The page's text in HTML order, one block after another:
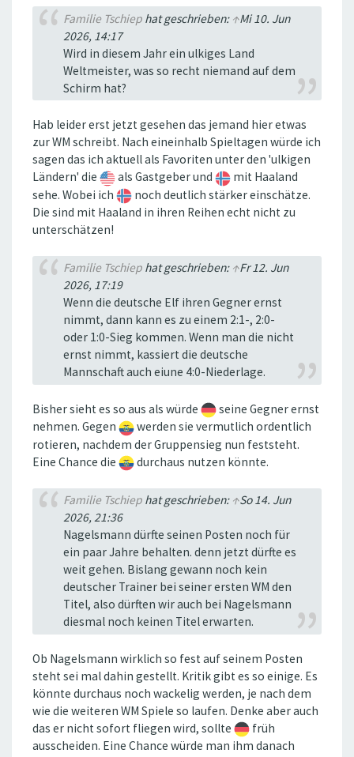
Familie Tschiephat geschrieben: ↑Mi 10. Jun
2026, 14:17
Wird in diesem Jahr ein ulkiges Land
Weltmeister, was so recht niemand auf dem
Schirm hat?
Hab leider erst jetzt gesehen das jemand hier etwas
zur WM schreibt. Nach eineinhalb Spieltagen würde ich
sagen das ich aktuell als Favoriten unter den 'ulkigen
Ländern' die
als Gastgeber und
mit Haaland
sehe. Wobei ich
noch deutlich stärker einschätze.
Die sind mit Haaland in ihren Reihen echt nicht zu
unterschätzen!
Familie Tschiephat geschrieben: ↑Fr 12. Jun
2026, 17:19
Wenn die deutsche Elf ihren Gegner ernst
nimmt, dann kann es zu einem 2:1-, 2:0-
oder 1:0-Sieg kommen. Wenn man die nicht
ernst nimmt, kassiert die deutsche
Mannschaft auch eiune 4:0-Niederlage.
Bisher sieht es so aus als würde
seine Gegner ernst
nehmen. Gegen
werden sie vermutlich ordentlich
rotieren, nachdem der Gruppensieg nun feststeht.
Eine Chance die
durchaus nutzen könnte.
Familie Tschiephat geschrieben: ↑So 14. Jun
2026, 21:36
Nagelsmann dürfte seinen Posten noch für
ein paar Jahre behalten. denn jetzt dürfte es
weit gehen. Bislang gewann noch kein
deutscher Trainer bei seiner ersten WM den
Titel, also dürften wir auch bei Nagelsmann
diesmal noch keinen Titel erwarten.
Ob Nagelsmann wirklich so fest auf seinem Posten
steht sei mal dahin gestellt. Kritik gibt es so einige. Es
könnte durchaus noch wackelig werden, je nach dem
wie die weiteren WM Spiele so laufen. Denke aber auch
das er nicht sofort fliegen wird, sollte
früh
ausscheiden. Eine Chance würde man ihm danach